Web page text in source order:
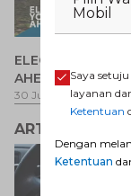
ELECTRIFY YOUR
AHEAD
30 Jul 2026-31 Ags
ARTIKEL
Mobil
Saya
layanan
Ketentuan
Dengan
Ketentuan